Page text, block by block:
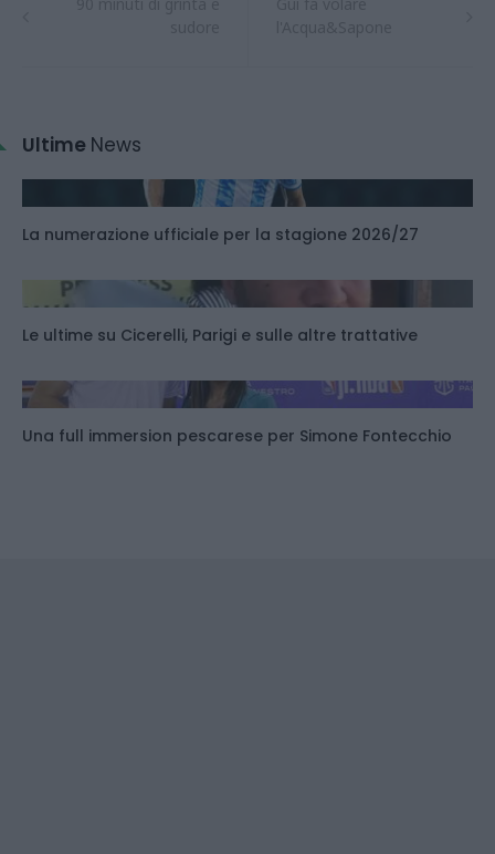
Ultime News
La numerazione ufficiale per la stagione 2026/27
Le ultime su Cicerelli, Parigi e sulle altre trattative
Una full immersion pescarese per Simone Fontecchio